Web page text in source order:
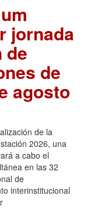
jornada
de
de
agosto
de la
2026, una
a cabo el
en las 32
de
interinstitucional